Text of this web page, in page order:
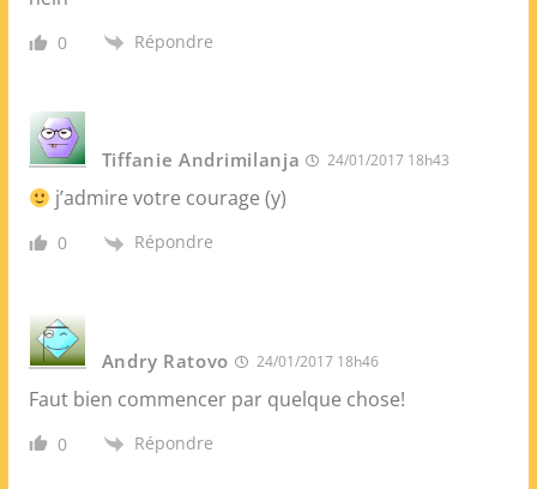
0 Répondre
Tiffanie Andrimilanja 24/01/2017 18h43
j’admire votre courage (y)
0 Répondre
Andry Ratovo 24/01/2017 18h46
Faut bien commencer par quelque chose!
0 Répondre